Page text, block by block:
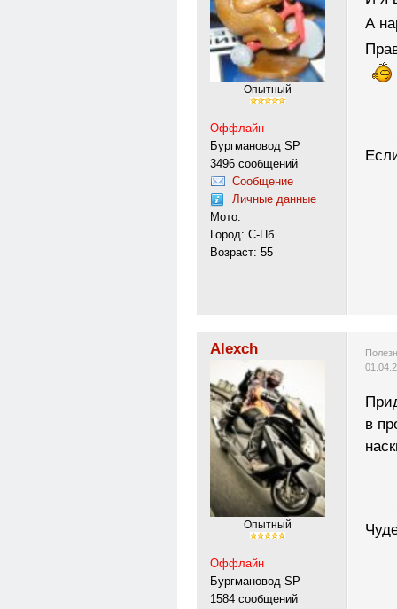
Опытный
Оффлайн
Бургмановод SP
3496 сообщений
Сообщение
Личные данные
Мото:
Город: С-Пб
Возраст: 55
А
Alexch
Опытный
Оффлайн
Бургмановод SP
1584 сообщений
в